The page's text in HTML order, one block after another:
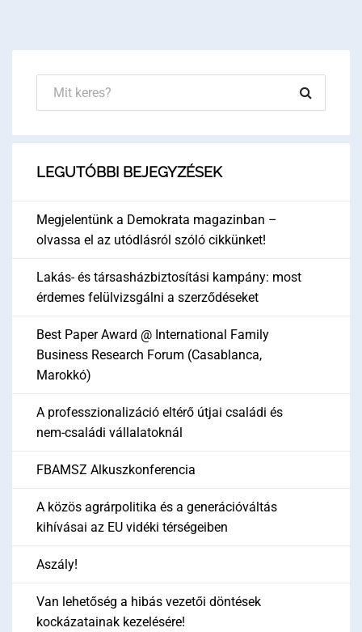
LEGUTÓBBI BEJEGYZÉSEK
Megjelentünk a Demokrata magazinban –
olvassa el az utódlásról szóló cikkünket!
Lakás- és társasházbiztosítási kampány: most
érdemes felülvizsgálni a szerződéseket
Best Paper Award @ International Family
Business Research Forum (Casablanca,
Marokkó)
A professzionalizáció eltérő útjai családi és
nem-családi vállalatoknál
FBAMSZ Alkuszkonferencia
A közös agrárpolitika és a generációváltás
kihívásai az EU vidéki térségeiben
Aszály!
Van lehetőség a hibás vezetői döntések
kockázatainak kezelésére!